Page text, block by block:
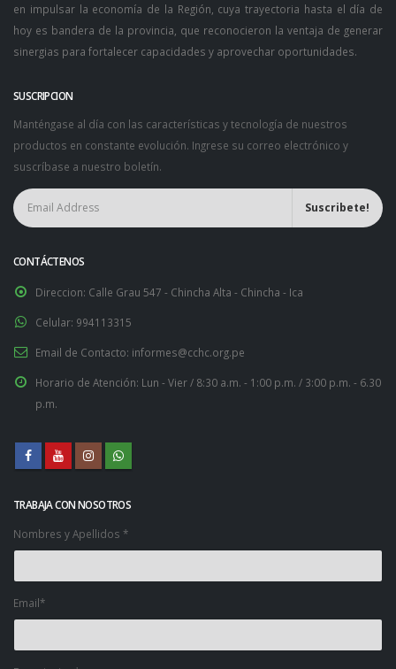
en impulsar la economía de la Región, cuya trayectoria hasta el día de
hoy es bandera de la provincia, que reconocieron la ventaja de generar
sinergias para fortalecer capacidades y aprovechar oportunidades.
SUSCRIPCION
Manténgase al día con las características y tecnología de nuestros
productos en constante evolución. Ingrese su correo electrónico y
suscríbase a nuestro boletín.
CONTÁCTENOS
Direccion: Calle Grau 547 - Chincha Alta - Chincha - Ica
Celular: 994113315
Email de Contacto: informes@cchc.org.pe
Horario de Atención: Lun - Vier / 8:30 a.m. - 1:00 p.m. / 3:00 p.m. - 6.30
p.m.
TRABAJA CON NOSOTROS
Nombres y Apellidos *
Email*